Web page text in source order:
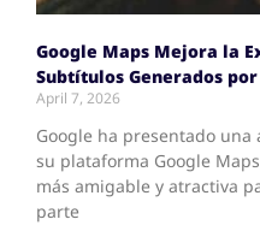
Google Maps Mejora la
Subtítulos Generados
April 7, 2026
Google ha presentado
su plataforma Google
más amigable y atractiva
parte